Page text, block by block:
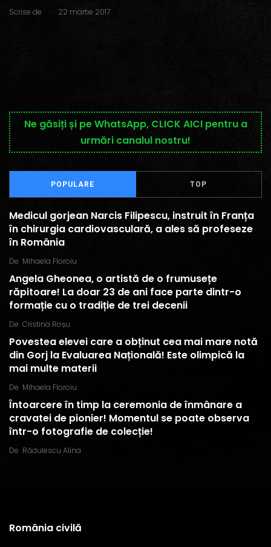
Scrise de . 22 martie 2017
Ne găsiți și pe WhatsApp, CLICK AICI pentru a
urmări canalul nostru!
POPULARE TOP
Medicul gorjean Narcis Filipescu, instruit în Franța
în chirurgia cardiovasculară, a ales să profeseze
în România
De Mihaela Floroiu
Angela Gheonea, o artistă de o frumusețe
răpitoare! La doar 23 de ani face parte dintr-o
formație cu o tradiție de trei decenii
De Cristina Roșu
Povestea elevei care a obținut cea mai mare notă
din Gorj la Evaluarea Națională! Este olimpică la
mai multe materii
De Mihaela Floroiu
Întoarcere în timp la ceremonia de înmânare a
cravatei de pionier! Momentul se poate observa
într-o fotografie de colecție!
De Rădulescu Alina
România civilă